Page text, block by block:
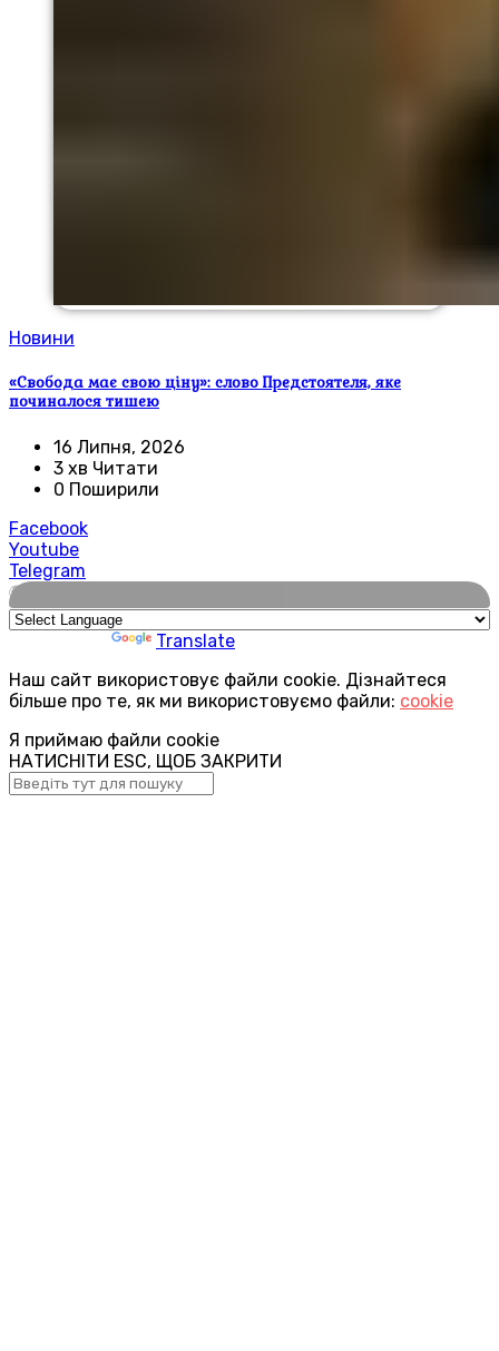
Новини
«Свобода має свою ціну»: слово Предстоятеля, яке
починалося тишею
16 Липня, 2026
3 хв Читати
0 Поширили
Facebook
Youtube
Telegram
🌍
Translate
Наш сайт використовує файли cookie. Дізнайтеся
більше про те, як ми використовуємо файли: cookie
Я приймаю файли cookie
НАТИСНІТИ ESC, ЩОБ ЗАКРИТИ